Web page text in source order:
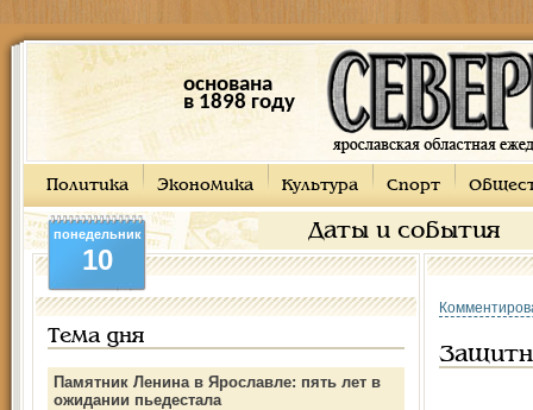
основана
в 1898 году
Политика Экономика Культура Спорт
Даты и события
понедельник
10
Тема дня
Памятник Ленина в Ярославле: пять лет в
ожидании пьедестала